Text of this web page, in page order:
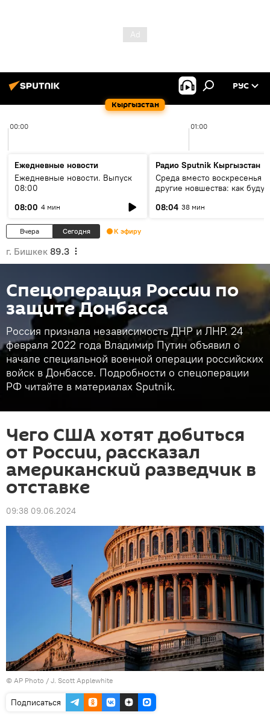
Кыргызстан
РУС
00:00 01:00
Ежедневные новости
Ежедневные новости. Выпуск
08:00
08:00 4 мин
Радио Sputnik Кыргызстан
Среда вместо воскресенья и
другие новшества: как будут
08:04 38 мин
Вчера Сегодня К эфиру
г. Бишкек 89.3
Спецоперация России по
защите Донбасса
Россия признала независимость ДНР и ЛНР. 24
февраля 2022 года Владимир Путин объявил о
начале специальной военной операции российских
войск в Донбассе. Подробности о спецоперации
РФ читайте в материалах Sputnik.
Чего США хотят добиться
от России, рассказал
американский разведчик в
отставке
09:38 09.06.2024
© AP Photo / J. Scott Applewhite
Подписаться